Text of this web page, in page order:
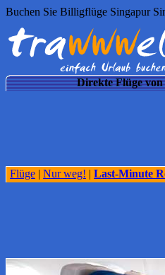
Buchen Sie Billigflüge Singapur
Direkte Flüge
Flüge | Nur weg! | Last-Minute